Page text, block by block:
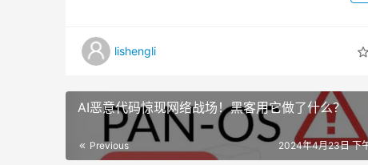
lishengli
AI恶意代码惊现网络战场！黑客用它做了什么？
Previous 2024年4月23日 下